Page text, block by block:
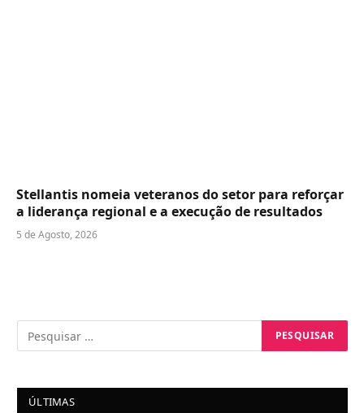
Stellantis nomeia veteranos do setor para reforçar
a liderança regional e a execução de resultados
5 de Agosto, 2026
ÚLTIMAS